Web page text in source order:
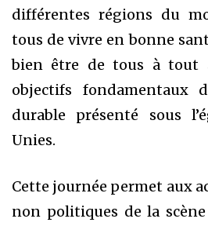
différentes régions du
tous de vivre en bonne
bien être de tous à tout
objectifs fondamentaux
durable présenté sous
Unies.
Cette journée permet aux
non politiques de la